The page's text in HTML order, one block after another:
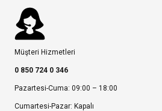
Müşteri Hizmetleri
0 850 724 0 346
Pazartesi-Cuma: 09:00 – 18:00
Cumartesi-Pazar: Kapalı